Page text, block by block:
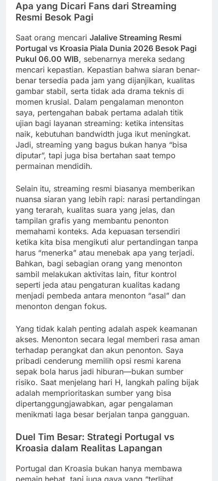
Apa yang Dicari Fans dari Streaming
Resmi Besok Pagi
Saat orang mencari Jalalive Streaming Resmi
Portugal vs Kroasia Piala Dunia 2026 Besok Pagi
Pukul 06.00 WIB, sebenarnya mereka sedang
mencari kepastian. Kepastian bahwa siaran benar-
benar tersedia pada jam yang dijanjikan, kualitas
gambar stabil, serta tidak ada drama teknis di
momen krusial. Dalam pengalaman menonton
saya, pertengahan babak pertama adalah titik
ujian bagi layanan streaming: ketika intensitas
naik, kebutuhan bandwidth juga ikut meningkat.
Jadi, streaming yang bagus bukan hanya “bisa
diputar”, tapi juga bisa bertahan saat tempo
permainan mendidih.
Selain itu, streaming resmi biasanya memberikan
nuansa siaran yang lebih rapi: narasi pertandingan
yang terarah, kualitas suara yang jelas, dan
tampilan grafis yang membantu penonton
memahami konteks. Ada kepuasan tersendiri
ketika kita bisa mengikuti alur pertandingan tanpa
harus “menerka” atau menebak apa yang terjadi.
Bahkan, bagi sebagian orang yang menonton
sambil melakukan aktivitas lain, fitur kontrol
seperti jeda atau pengaturan kualitas kadang
menjadi pembeda antara menonton “asal” dan
menonton dengan fokus.
Yang tidak kalah penting adalah aspek keamanan
akses. Menonton secara legal memberi rasa aman
terhadap perangkat dan akun penonton. Saya
pribadi cenderung memilih opsi resmi karena
sepak bola harus jadi hiburan—bukan sumber
risiko. Saat menjelang hari H, langkah paling bijak
adalah memprioritaskan sumber yang bisa
dipertanggungjawabkan, agar pengalaman
menikmati laga besar berjalan tanpa gangguan.
Duel Tim Besar: Strategi Portugal vs
Kroasia dalam Realitas Lapangan
Portugal dan Kroasia bukan hanya membawa
pemain hebat, tapi juga gaya yang “terlihat